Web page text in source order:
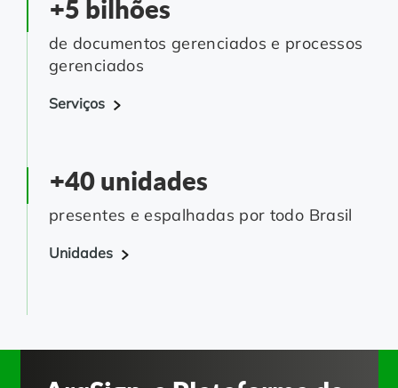
+5 bilhões
de documentos gerenciados e processos
gerenciados
Serviços
+40 unidades
presentes e espalhadas por todo Brasil
Unidades